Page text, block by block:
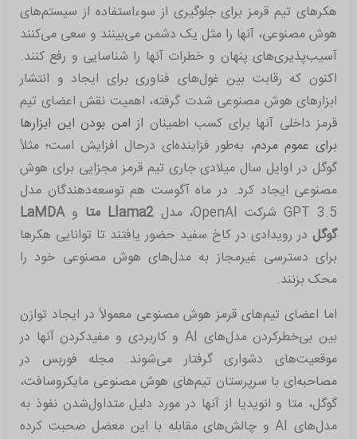
هکرهای تیم قرمز برای جلوگیری از سوءاستفاده از سیستم‌های
هوش مصنوعی، آنها را مثل یک دشمن می‌بینند و سعی می‌کنند
آسیب‌پذیری‌های پنهان و خطرات آنها را شناسایی و رفع کنند.
اکنون‌ که رقابت بین غول‌های فناوری برای ایجاد و انتشار
ابزارهای هوش مصنوعی شدت گرفته، اهمیت نقش اعضای تیم
قرمز داخلی آنها برای کسب اطمینان از امن بودن این ابزارها
برای عموم مردم، به‌طور فزاینده‌ای درحال افزایش است؛ مثلاً
گوگل در اوایل سال میلادی جاری تیم قرمز مجزایی برای هوش
مصنوعی ایجاد کرد. در ماه آگوست هم توسعه‌دهندگان مدل
GPT 3.5 شرکت OpenAI، مدل
Llama2 متا وLaMDA
گوگل در رویدادی در کاخ سفید حضور یافتند تا توانایی هکرها
برای دسترسی غیرمجاز به مدل‌های هوش مصنوعی خود را
محک بزنند.
اما اعضای تیم‌های قرمز هوش مصنوعی معمولاً در ایجاد توازن
بین بی‌خطرکردن مدل‌های AI و کاربردی و مفیدکردن آنها در
موقعیت‌های دشواری گرفتار می‌شوند. مجله فوربس در
مصاحبه‌ای با سرپرستان تیم‌های هوش مصنوعی مایکروسافت،
گوگل، متا و انویدیا از آنها در مورد دلیل متداول‌شدن نفوذ به
مدل‌های AI و چالش‌های مقابله با این معضل صحبت کرده